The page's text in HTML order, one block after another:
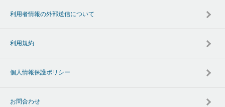
利用者情報の外部送信について
利用規約
個人情報保護ポリシー
お問合わせ